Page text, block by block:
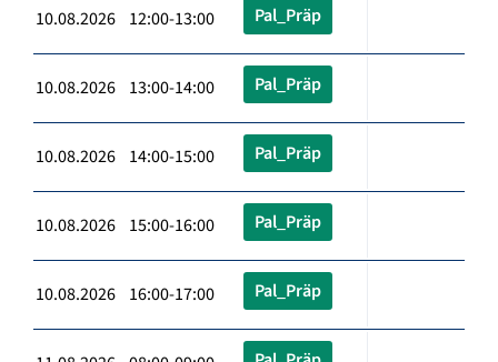
10.08.2026 12:00-13:00 Pal_Präp
10.08.2026 13:00-14:00 Pal_Präp
10.08.2026 14:00-15:00 Pal_Präp
10.08.2026 15:00-16:00 Pal_Präp
10.08.2026 16:00-17:00 Pal_Präp